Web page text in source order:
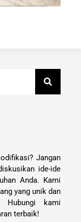
Jangan
ide-ide
Anda. Kami
yang unik dan
Hubungi kami
terbaik!